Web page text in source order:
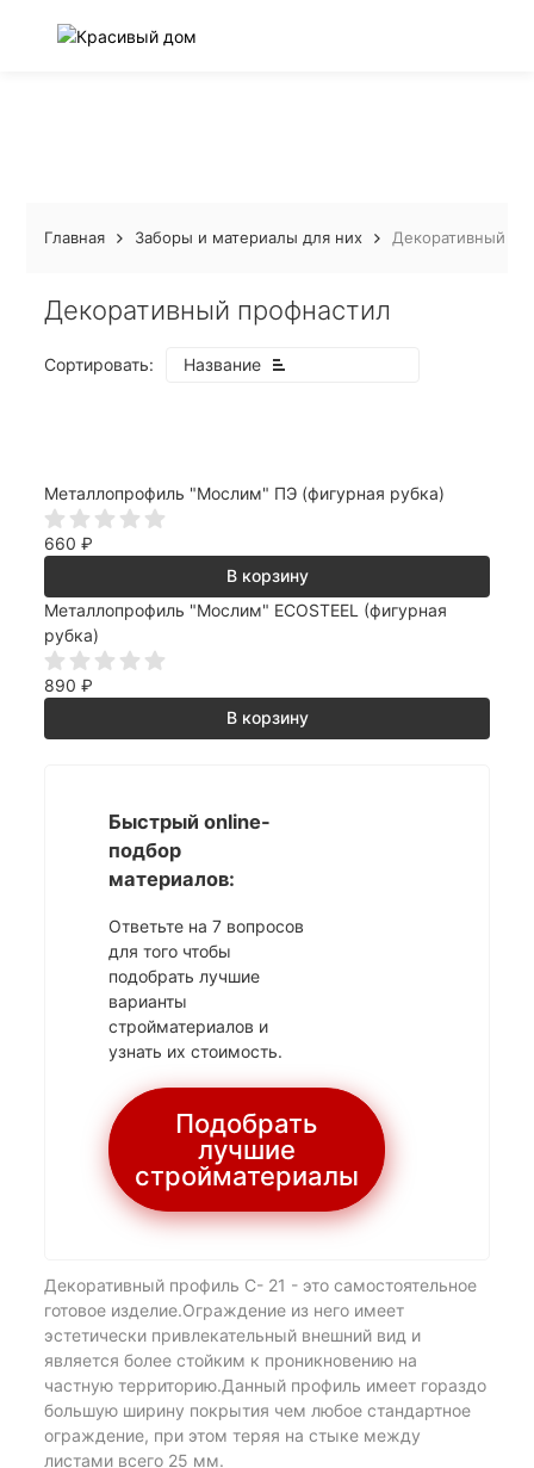
Главная Заборы и материалы для них Декоративный
Декоративный профнастил
Сортировать: Название
Металлопрофиль "Мослим" ПЭ (фигурная рубка)
660₽
В корзину
Металлопрофиль "Мослим" ECOSTEEL (фигурная
рубка)
890₽
В корзину
Быстрый online-
подбор
материалов:
Ответьте на 7 вопросов
для того чтобы
подобрать лучшие
варианты
стройматериалов и
узнать их стоимость.
Подобрать
лучшие
стройматериалы
Декоративный профиль С- 21 - это самостоятельное
готовое изделие.Ограждение из него имеет
эстетически привлекательный внешний вид и
является более стойким к проникновению на
частную территорию.Данный профиль имеет гораздо
большую ширину покрытия чем любое стандартное
ограждение, при этом теряя на стыке между
листами всего 25 мм.